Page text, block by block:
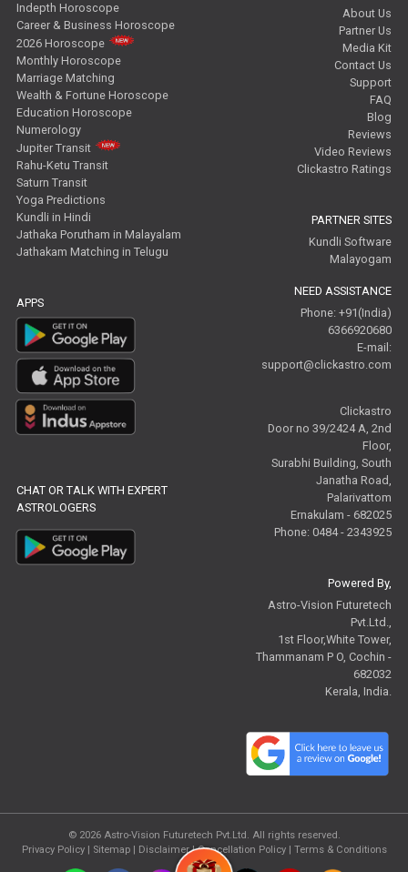
Indepth Horoscope
Career & Business Horoscope
2026 Horoscope
Monthly Horoscope
Marriage Matching
Wealth & Fortune Horoscope
Education Horoscope
Numerology
Jupiter Transit
Rahu-Ketu Transit
Saturn Transit
Yoga Predictions
Kundli in Hindi
Jathaka Porutham in Malayalam
Jathakam Matching in Telugu
APPS
CHAT OR TALK WITH EXPERT
ASTROLOGERS
About Us
Partner Us
Media Kit
Contact Us
Support
FAQ
Blog
Reviews
Video Reviews
Clickastro Ratings
PARTNER SITES
Kundli Software
Malayogam
NEED ASSISTANCE
Phone: +91(India)
6366920680
E-mail:
support@clickastro.com
Clickastro
Door no 39/2424 A, 2nd
Floor,
Surabhi Building, South
Janatha Road,
Palarivattom
Ernakulam - 682025
Phone: 0484 - 2343925
Powered By,
Astro-Vision Futuretech
Pvt.Ltd.,
1st Floor,White Tower,
Thammanam P O, Cochin -
682032
Kerala, India.
© 2026 Astro-Vision Futuretech Pvt.Ltd. All rights reserved.
Privacy Policy| Sitemap | Disclaimer|Cancellation Policy| Terms & Conditions